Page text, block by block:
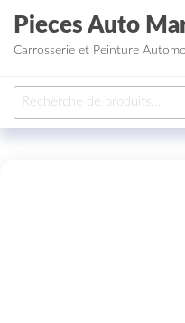
Aller au contenu
Pieces Auto
Carrosserie et Peinture
Recherche pour :